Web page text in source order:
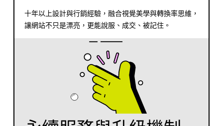
十年以上設計與行銷經驗，融合視覺美學與轉換率思維，
讓網站不只是漂亮，更能說服、成交、被記住。